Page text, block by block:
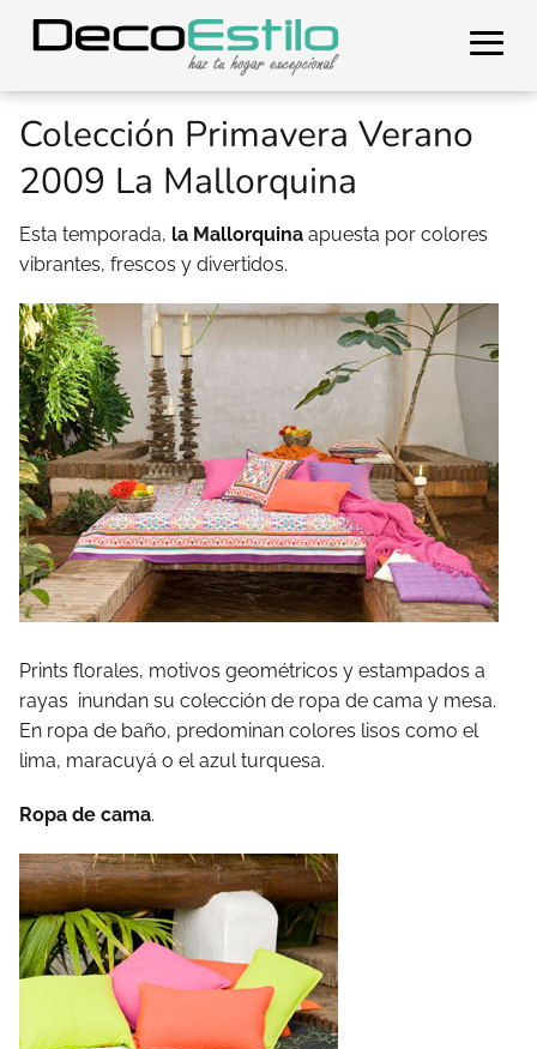
Colección Primavera Verano
2009 La Mallorquina
Esta temporada, la Mallorquina apuesta por colores
vibrantes, frescos y divertidos.
Prints florales, motivos geométricos y estampados a
rayas inundan su colección de ropa de cama y mesa.
En ropa de baño, predominan colores lisos como el
lima, maracuyá o el azul turquesa.
Ropa de cama.